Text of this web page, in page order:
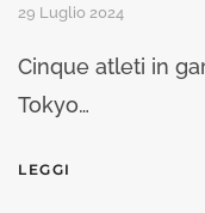
29 Luglio 2024
Cinque atleti in
Tokyo…
LEGGI